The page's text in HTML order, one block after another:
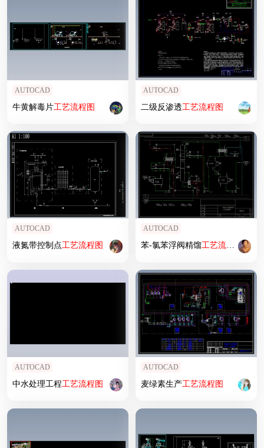
AUTOCAD
牛黄解毒片工艺流程图
AUTOCAD
二级反渗透工艺流程图
AUTOCAD
液氮带控制点工艺流程图
AUTOCAD
苯-氯苯浮阀精馏工艺流程图
AUTOCAD
中水处理工程工艺流程图
AUTOCAD
麦绿素生产工艺流程图